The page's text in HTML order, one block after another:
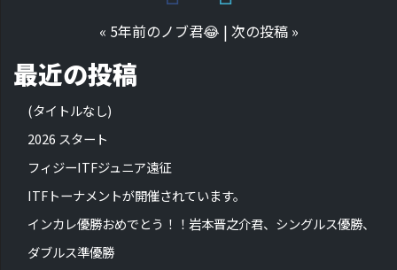
« 5年前のノブ君😂 | 次の投稿»
最近の投稿
(タイトルなし)
2026 スタート
フィジーITFジュニア遠征
ITFトーナメントが開催されています。
インカレ優勝おめでとう！！岩本晋之介君、シングルス優勝、
ダブルス準優勝